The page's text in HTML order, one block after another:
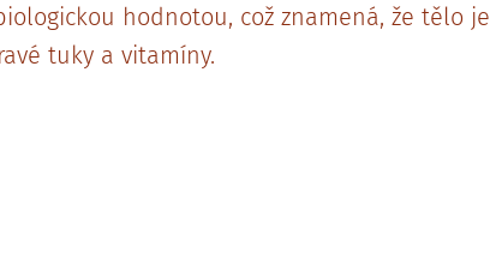
hodnotou, což znamená, že tělo je
tuky a vitamíny.